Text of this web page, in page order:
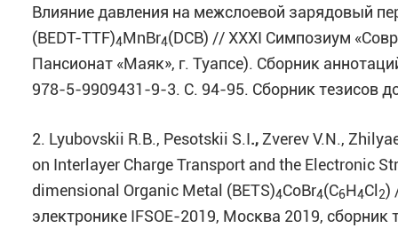
Влияние давления на межслоевой зарядовый
(BEDT-TTF)4MnBr4(DCB) // XXXI Симпозиум
Пансионат «Маяк», г. Туапсе). Сборник
978-5-9909431-9-3. С. 94-95. Сборник тезисов
2. Lyubovskii R.B., Pesotskii S.I., Zverev V.N.,
on Interlayer Charge Transport and the Electronic
dimensional Organic Metal (BETS)4CoBr4(C6H4Cl 2)
электронике IFSOE-2019, Москва 2019, сборник